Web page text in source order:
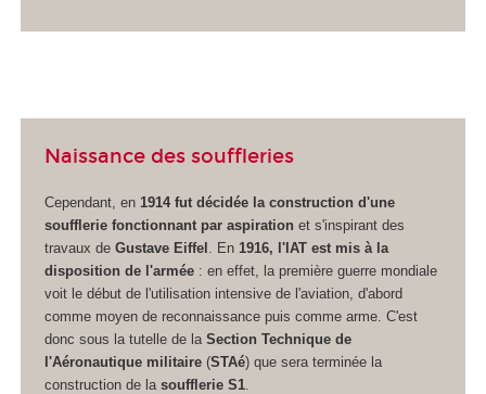
Naissance des souffleries
Cependant, en 1914 fut décidée la construction d'une
soufflerie fonctionnant par aspiration et s'inspirant des
travaux deGustave Eiffel . En 1916, l'IAT est mis à la
disposition de l'armée : en effet, la première guerre mondiale
voit le début de l'utilisation intensive de l'aviation, d'abord
comme moyen de reconnaissance puis comme arme. C'est
donc sous la tutelle de la Section Technique de
l'Aéronautique militaire (STAé) que sera terminée la
construction de lasoufflerie S1